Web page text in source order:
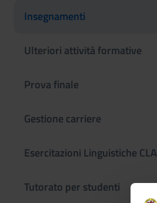
Insegnamenti
Ulteriori attività formative
Prova finale
Gestione carriere
Esercitazioni Linguistiche CLA
Tutorato per studenti